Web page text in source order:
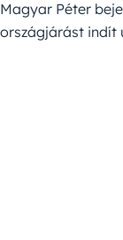
Magyar Péter
országjárást indít